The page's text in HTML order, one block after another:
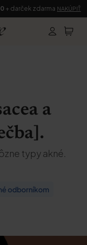
+ darček zdarma NAKÚPIŤ
a
typy akné.
odborníkom